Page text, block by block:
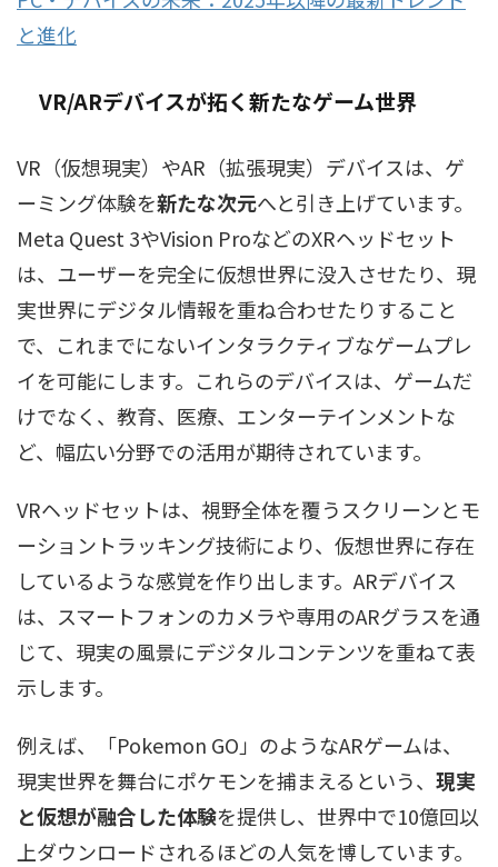
と進化
VR/ARデバイスが拓く新たなゲーム世界
VR（仮想現実）やAR（拡張現実）デバイスは、ゲ
ーミング体験を新たな次元へと引き上げています。
Meta Quest 3やVision ProなどのXRヘッドセット
は、ユーザーを完全に仮想世界に没入させたり、現
実世界にデジタル情報を重ね合わせたりすること
で、これまでにないインタラクティブなゲームプレ
イを可能にします。これらのデバイスは、ゲームだ
けでなく、教育、医療、エンターテインメントな
ど、幅広い分野での活用が期待されています。
VRヘッドセットは、視野全体を覆うスクリーンとモ
ーショントラッキング技術により、仮想世界に存在
しているような感覚を作り出します。ARデバイス
は、スマートフォンのカメラや専用のARグラスを通
じて、現実の風景にデジタルコンテンツを重ねて表
示します。
例えば、「Pokemon GO」のようなARゲームは、
現実世界を舞台にポケモンを捕まえるという、 現実
と仮想が融合した体験を提供し、世界中で10億回以
上ダウンロードされるほどの人気を博しています。